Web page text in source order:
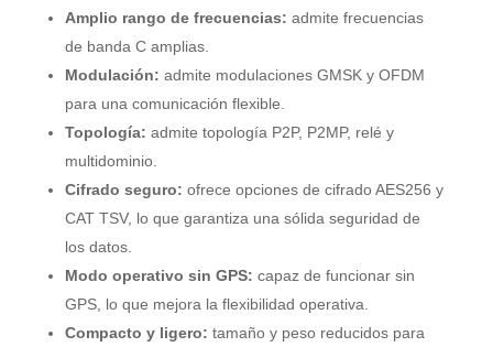
Amplio rango de frecuencias: admite frecuencias
de banda C amplias.
Modulación: admite modulaciones GMSK y OFDM
para una comunicación flexible.
Topología: admite topología P2P, P2MP, relé y
multidominio.
Cifrado seguro: ofrece opciones de cifrado AES256 y
CAT TSV, lo que garantiza una sólida seguridad de
los datos.
Modo operativo sin GPS: capaz de funcionar sin
GPS, lo que mejora la flexibilidad operativa.
Compacto y ligero: tamaño y peso reducidos para